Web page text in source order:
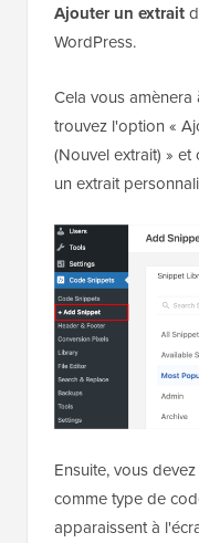
Ajouter un extrait
WordPress.
Cela vous
trouvez l'option «
(Nouvel extrait) »
un extrait
Ensuite, vous
comme type de
apparaissent à